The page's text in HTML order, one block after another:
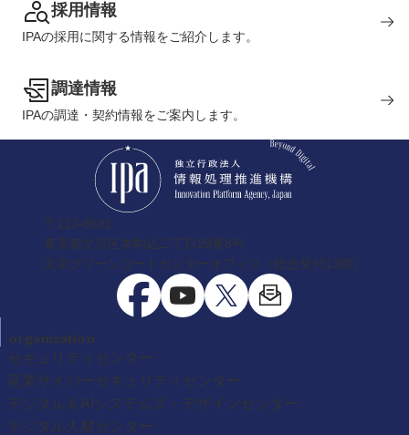
採用情報
IPAの採用に関する情報をご紹介します。
調達情報
IPAの調達・契約情報をご案内します。
〒113-6591
東京都文京区本駒込二丁目28番8号
文京グリーンコートセンターオフィス（総合受付13階）
organization
セキュリティセンター
産業サイバーセキュリティセンター
デジタル＆AIシステムズ・デザインセンター
デジタル人材センター